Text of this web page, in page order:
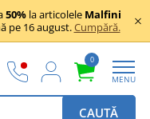
50% la articolele Malfini
pe 16 august.Cumpără.
0
MENU
CAUTĂ